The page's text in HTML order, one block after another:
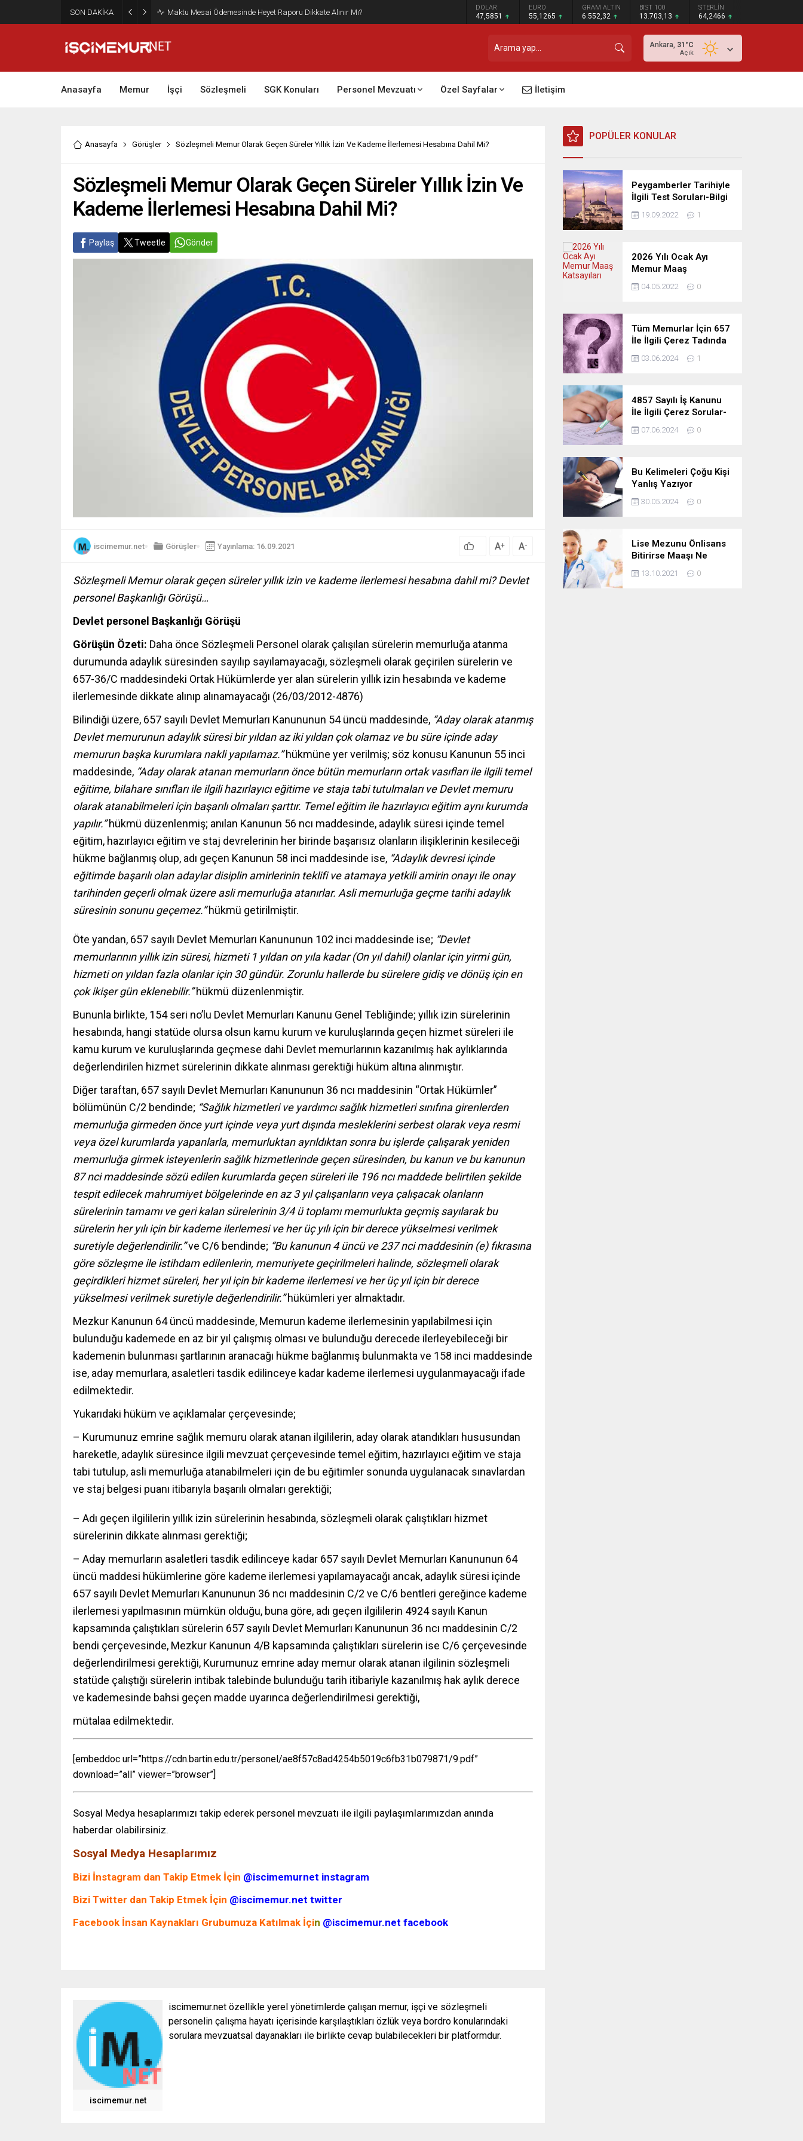
SON DAKİKA Maktu Mesai Ödemesinde Heyet Raporu Dikkate Alınır Mı? DOLAR
47,5851
EURO
55,1265
GRAM ALTIN
6.552,32
BIST 100
13.703,13
STERLİN
64,2466
Ankara, 31 °C
Açık
Anasayfa Memur İşçi Sözleşmeli SGK Konuları Personel Mevzuatı Özel Sayfalar İletişim
Anasayfa Görüşler Sözleşmeli Memur Olarak Geçen Süreler Yıllık İzin Ve Kademe İlerlemesi Hesabına Dahil Mi?
Sözleşmeli Memur Olarak Geçen Süreler Yıllık İzin Ve
Kademe İlerlemesi Hesabına Dahil Mi?
Paylaş Tweetle Gönder
iscimemur.net Görüşler Yayınlama: 16.09.2021 A+ A-
Sözleşmeli Memur olarak geçen süreler yıllık izin ve kademe ilerlemesi hesabına dahil mi? Devlet
personel Başkanlığı Görüşü…
Devlet personel Başkanlığı Görüşü
Görüşün Özeti: Daha önce Sözleşmeli Personel olarak çalışılan sürelerin memurluğa atanma
durumunda adaylık süresinden sayılıp sayılamayacağı, sözleşmeli olarak geçirilen sürelerin ve
657-36/C maddesindeki Ortak Hükümlerde yer alan sürelerin yıllık izin hesabında ve kademe
ilerlemesinde dikkate alınıp alınamayacağı (26/03/2012-4876)
Bilindiği üzere, 657 sayılı Devlet Memurları Kanununun 54 üncü maddesinde, “Aday olarak atanmış
Devlet memurunun adaylık süresi bir yıldan az iki yıldan çok olamaz ve bu süre içinde aday
memurun başka kurumlara nakli yapılamaz.”hükmüne yer verilmiş; söz konusu Kanunun 55 inci
maddesinde, “Aday olarak atanan memurların önce bütün memurların ortak vasıfları ile ilgili temel
eğitime, bilahare sınıfları ile ilgili hazırlayıcı eğitime ve staja tabi tutulmaları ve Devlet memuru
olarak atanabilmeleri için başarılı olmaları şarttır. Temel eğitim ile hazırlayıcı eğitim aynı kurumda
yapılır.”hükmü düzenlenmiş; anılan Kanunun 56 ncı maddesinde, adaylık süresi içinde temel
eğitim, hazırlayıcı eğitim ve staj devrelerinin her birinde başarısız olanların ilişiklerinin kesileceği
hükme bağlanmış olup, adı geçen Kanunun 58 inci maddesinde ise, “Adaylık devresi içinde
eğitimde başarılı olan adaylar disiplin amirlerinin teklifi ve atamaya yetkili amirin onayı ile onay
tarihinden geçerli olmak üzere asli memurluğa atanırlar. Asli memurluğa geçme tarihi adaylık
süresinin sonunu geçemez.”hükmü getirilmiştir.
Öte yandan, 657 sayılı Devlet Memurları Kanununun 102 inci maddesinde ise; “Devlet
memurlarının yıllık izin süresi, hizmeti 1 yıldan on yıla kadar (On yıl dahil) olanlar için yirmi gün,
hizmeti on yıldan fazla olanlar için 30 gündür. Zorunlu hallerde bu sürelere gidiş ve dönüş için en
çok ikişer gün eklenebilir.”hükmü düzenlenmiştir.
Bununla birlikte, 154 seri no’lu Devlet Memurları Kanunu Genel Tebliğinde; yıllık izin sürelerinin
hesabında, hangi statüde olursa olsun kamu kurum ve kuruluşlarında geçen hizmet süreleri ile
kamu kurum ve kuruluşlarında geçmese dahi Devlet memurlarının kazanılmış hak aylıklarında
değerlendirilen hizmet sürelerinin dikkate alınması gerektiği hüküm altına alınmıştır.
Diğer taraftan, 657 sayılı Devlet Memurları Kanununun 36 ncı maddesinin “Ortak Hükümler”
bölümünün C/2 bendinde; “Sağlık hizmetleri ve yardımcı sağlık hizmetleri sınıfına girenlerden
memurluğa girmeden önce yurt içinde veya yurt dışında mesleklerini serbest olarak veya resmi
veya özel kurumlarda yapanlarla, memurluktan ayrıldıktan sonra bu işlerde çalışarak yeniden
memurluğa girmek isteyenlerin sağlık hizmetlerinde geçen süresinden, bu kanun ve bu kanunun
87 nci maddesinde sözü edilen kurumlarda geçen süreleri ile 196 ncı maddede belirtilen şekilde
tespit edilecek mahrumiyet bölgelerinde en az 3 yıl çalışanların veya çalışacak olanların
sürelerinin tamamı ve geri kalan sürelerinin 3/4 ü toplamı memurlukta geçmiş sayılarak bu
sürelerin her yılı için bir kademe ilerlemesi ve her üç yılı için bir derece yükselmesi verilmek
suretiyle değerlendirilir.”ve C/6 bendinde; “Bu kanunun 4 üncü ve 237 nci maddesinin (e) fıkrasına
göre sözleşme ile istihdam edilenlerin, memuriyete geçirilmeleri halinde, sözleşmeli olarak
geçirdikleri hizmet süreleri, her yıl için bir kademe ilerlemesi ve her üç yıl için bir derece
yükselmesi verilmek suretiyle değerlendirilir.”hükümleri yer almaktadır.
Mezkur Kanunun 64 üncü maddesinde, Memurun kademe ilerlemesinin yapılabilmesi için
bulunduğu kademede en az bir yıl çalışmış olması ve bulunduğu derecede ilerleyebileceği bir
kademenin bulunması şartlarının aranacağı hükme bağlanmış bulunmakta ve 158 inci maddesinde
ise, aday memurlara, asaletleri tasdik edilinceye kadar kademe ilerlemesi uygulanmayacağı ifade
edilmektedir.
Yukarıdaki hüküm ve açıklamalar çerçevesinde;
– Kurumunuz emrine sağlık memuru olarak atanan ilgililerin, aday olarak atandıkları hususundan
hareketle, adaylık süresince ilgili mevzuat çerçevesinde temel eğitim, hazırlayıcı eğitim ve staja
tabi tutulup, asli memurluğa atanabilmeleri için de bu eğitimler sonunda uygulanacak sınavlardan
ve staj belgesi puanı itibarıyla başarılı olmaları gerektiği;
– Adı geçen ilgililerin yıllık izin sürelerinin hesabında, sözleşmeli olarak çalıştıkları hizmet
sürelerinin dikkate alınması gerektiği;
– Aday memurların asaletleri tasdik edilinceye kadar 657 sayılı Devlet Memurları Kanununun 64
üncü maddesi hükümlerine göre kademe ilerlemesi yapılamayacağı ancak, adaylık süresi içinde
657 sayılı Devlet Memurları Kanununun 36 ncı maddesinin C/2 ve C/6 bentleri gereğince kademe
ilerlemesi yapılmasının mümkün olduğu, buna göre, adı geçen ilgililerin 4924 sayılı Kanun
kapsamında çalıştıkları sürelerin 657 sayılı Devlet Memurları Kanununun 36 ncı maddesinin C/2
bendi çerçevesinde, Mezkur Kanunun 4/B kapsamında çalıştıkları sürelerin ise C/6 çerçevesinde
değerlendirilmesi gerektiği, Kurumunuz emrine aday memur olarak atanan ilgilinin sözleşmeli
statüde çalıştığı sürelerin intibak talebinde bulunduğu tarih itibariyle kazanılmış hak aylık derece
ve kademesinde bahsi geçen madde uyarınca değerlendirilmesi gerektiği,
mütalaa edilmektedir.
[embeddoc url=”https://cdn.bartin.edu.tr/personel/ae8f57c8ad4254b5019c6fb31b079871/9.pdf”
download=”all” viewer=”browser”]
Sosyal Medya hesaplarımızı takip ederek personel mevzuatı ile ilgili paylaşımlarımızdan anında
haberdar olabilirsiniz.
Sosyal Medya Hesaplarımız
Bizi İnstagram dan Takip Etmek İçin @iscimemurnet instagram
Bizi Twitter dan Takip Etmek İçin @iscimemur.net twitter
Facebook İnsan Kaynakları Grubumuza Katılmak İçin @iscimemur.net facebook
iscimemur.net
iscimemur.net özellikle yerel yönetimlerde çalışan memur, işçi ve sözleşmeli
personelin çalışma hayatı içerisinde karşılaştıkları özlük veya bordro konularındaki
sorulara mevzuatsal dayanakları ile birlikte cevap bulabilecekleri bir platformdur.
POPÜLER KONULAR
Peygamberler Tarihiyle
İlgili Test Soruları-Bilgi
Yarışması
19.09.2022 1
2026 Yılı Ocak Ayı
Memur Maaş
Katsayıları
04.05.2022 0
Tüm Memurlar İçin 657
İle İlgili Çerez Tadında
Deneme Sınavı
03.06.2024 1
4857 Sayılı İş Kanunu
İle İlgili Çerez Sorular-
Deneme Sınavı
07.06.2024 0
Bu Kelimeleri Çoğu Kişi
Yanlış Yazıyor
30.05.2024 0
Lise Mezunu Önlisans
Bitirirse Maaşı Ne
Kadar Artar
13.10.2021 0